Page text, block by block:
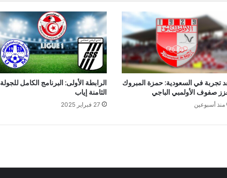
تجربة في السعودية: حمزة المبروك
صفوف الأولمبي الباجي
منذ أسبوعين
الرابطة الأولى: البرنامج الكامل للجولة
الثامنة إياب
27 فبراير 2025